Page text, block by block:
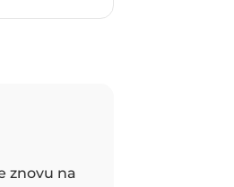
znovu na